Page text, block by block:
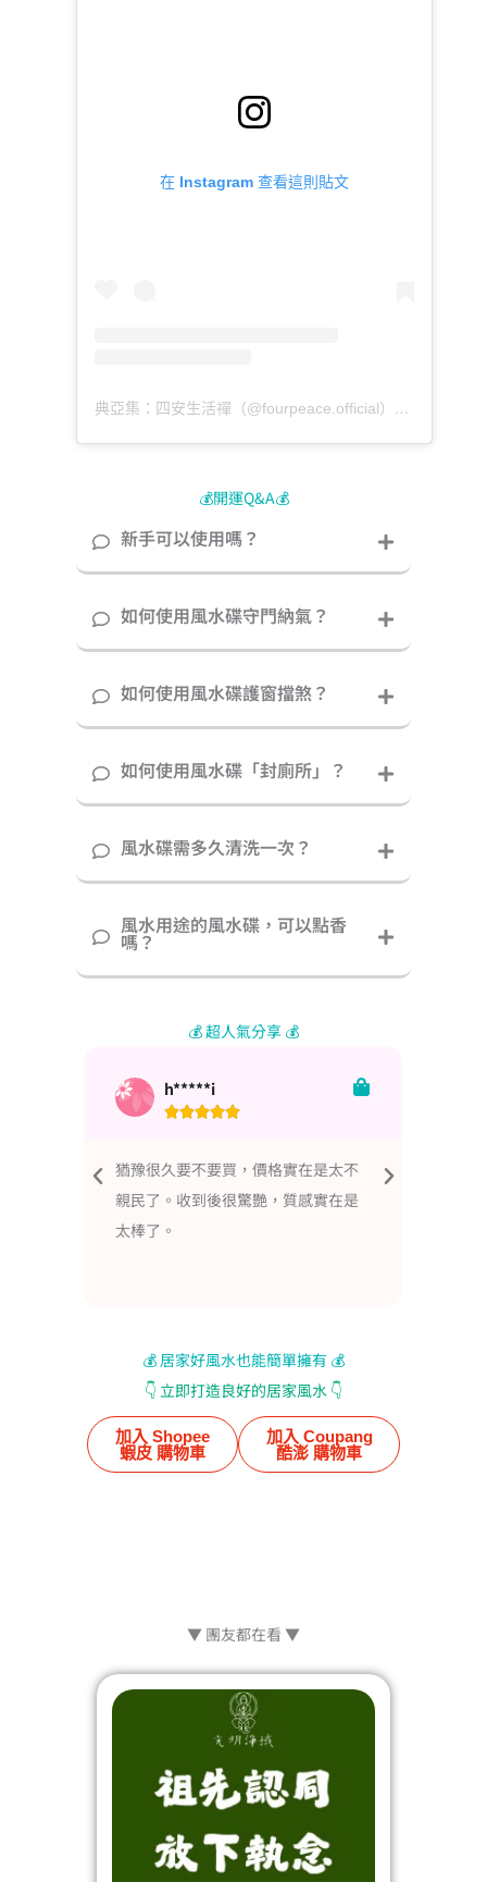
在 Instagram 查看這則貼文
典亞集：四安生活禪（@fourpeace.official）分享的貼文
💰開運Q&A💰
新手可以使用嗎？
如何使用風水碟守門納氣？
如何使用風水碟護窗擋煞？
如何使用風水碟「封廁所」？
風水碟需多久清洗一次？
風水用途的風水碟，可以點香
嗎？
💰 超人氣分享 💰
h*****i

猶豫很久要不要買，價格實在是太不
親民了。收到後很驚艷，質感實在是
太棒了。
💰 居家好風水也能簡單擁有 💰
👇️ 立即打造良好的居家風水 👇️
加入 Shopee
蝦皮 購物車
加入 Coupang
酷澎 購物車
▼ 團友都在看 ▼